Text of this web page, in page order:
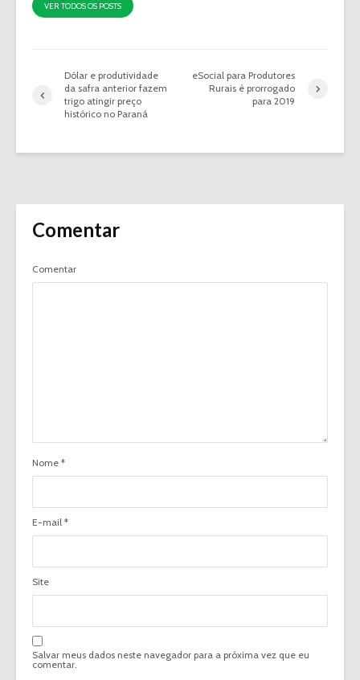
VER TODOS OS POSTS
Dólar e produtividade
da safra anterior fazem
trigo atingir preço
histórico no Paraná
eSocial para Produtores
Rurais é prorrogado
para 2019
Comentar
Comentar
Nome *
E-mail *
Site
Salvar meus dados neste navegador para a próxima vez que eu
comentar.